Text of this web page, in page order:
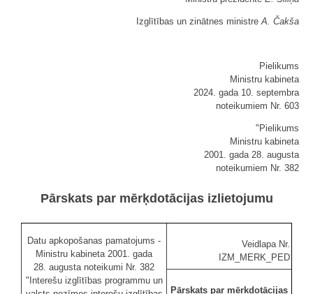
Izglītības un zinātnes ministre A. Čakša
Pielikums
Ministru kabineta
2024. gada 10. septembra
noteikumiem Nr. 603
"Pielikums
Ministru kabineta
2001. gada 28. augusta
noteikumiem Nr. 382
Pārskats par mērķdotācijas izlietojumu
Datu apkopošanas pamatojums -
Ministru kabineta 2001. gada
28. augusta noteikumi Nr. 382
"Interešu izglītības programmu un
Veidlapa Nr.
IZM_MERK_PED
Pārskats par mērķdotācijas